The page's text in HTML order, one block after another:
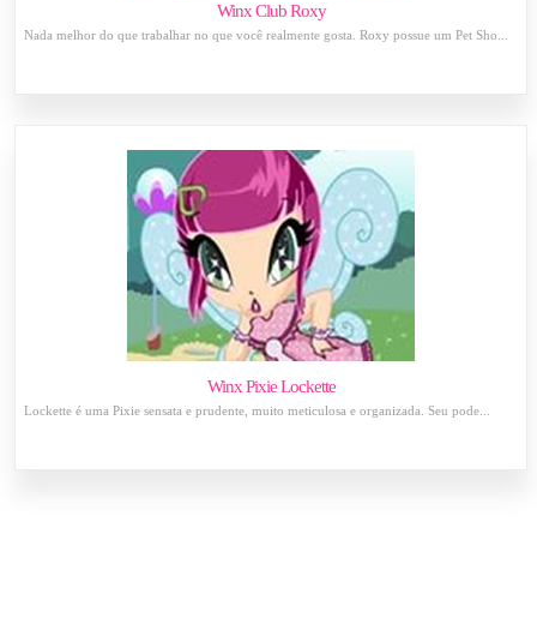
Winx Club Roxy
Nada melhor do que trabalhar no que você realmente gosta. Roxy possue um Pet Sho...
Winx Pixie Lockette
Lockette é uma Pixie sensata e prudente, muito meticulosa e organizada. Seu pode...